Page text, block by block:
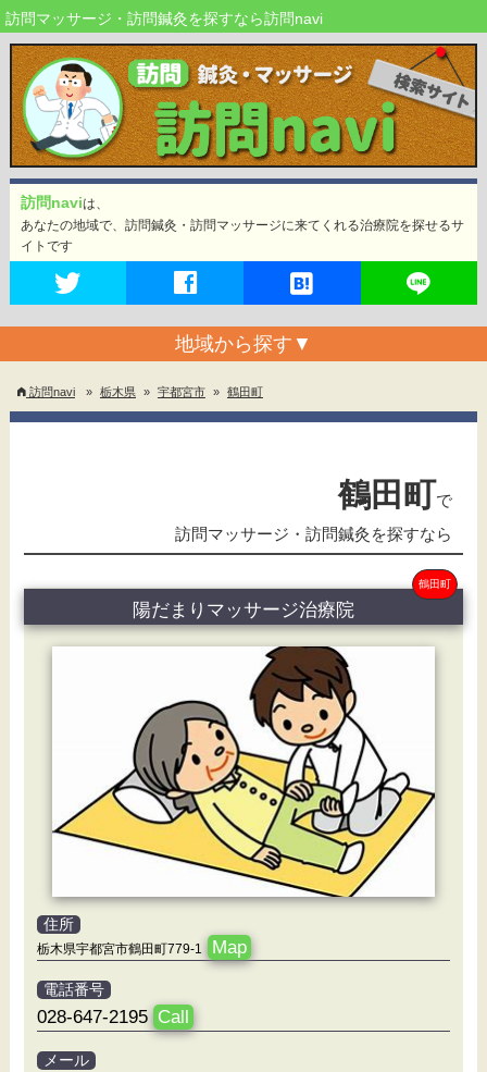
訪問マッサージ・訪問鍼灸を探すなら訪問navi
訪問naviは、
あなたの地域で、訪問鍼灸・訪問マッサージに来てくれる治療院を探せるサ
イトです
地域から探す ▼
訪問navi » 栃木県 » 宇都宮市 » 鶴田町
鶴田町で
訪問マッサージ・訪問鍼灸を探すなら
鶴田町
陽だまりマッサージ治療院
住所
栃木県宇都宮市鶴田町779-1 Map
電話番号
028-647-2195 Call
メール